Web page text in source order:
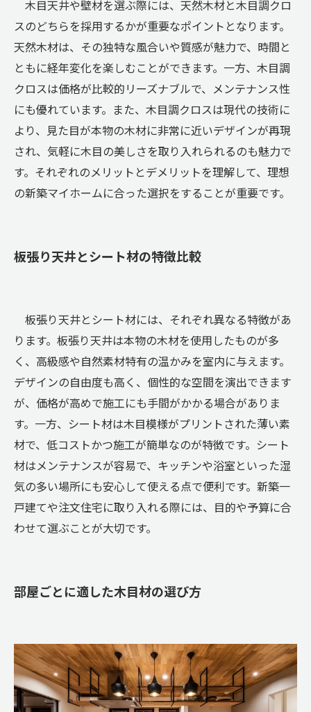
木目天井や壁材を選ぶ際には、天然木材と木目調クロ
スのどちらを採用するかが重要なポイントとなります。
天然木材は、その独特な風合いや質感が魅力で、時間と
ともに経年変化を楽しむことができます。一方、木目調
クロスは価格が比較的リーズナブルで、メンテナンス性
にも優れています。また、木目調クロスは現代の技術に
より、見た目が本物の木材に非常に近いデザインが再現
され、気軽に木目の美しさを取り入れられるのも魅力で
す。それぞれのメリットとデメリットを理解して、理想
の新築マイホームに合った選択をすることが重要です。
板張り天井とシート材の特徴比較
板張り天井とシート材には、それぞれ異なる特徴があ
ります。板張り天井は本物の木材を使用したものが多
く、高級感や自然素材特有の温かみを室内に与えます。
デザインの自由度も高く、個性的な空間を演出できます
が、価格が高めで施工にも手間がかかる場合がありま
す。一方、シート材は木目模様がプリントされた薄い素
材で、低コストかつ施工が簡単なのが特徴です。シート
材はメンテナンスが容易で、キッチンや浴室といった湿
気の多い場所にも安心して使える点で便利です。新築一
戸建てや注文住宅に取り入れる際には、目的や予算に合
わせて選ぶことが大切です。
部屋ごとに適した木目材の選び方